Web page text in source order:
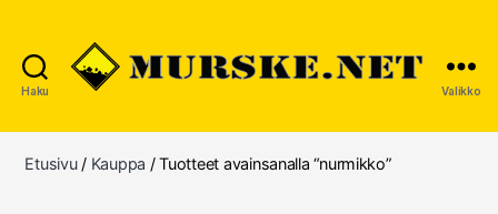
Haku Valikko
Etusivu/ Kauppa / Tuotteet avainsanalla “nurmikko”